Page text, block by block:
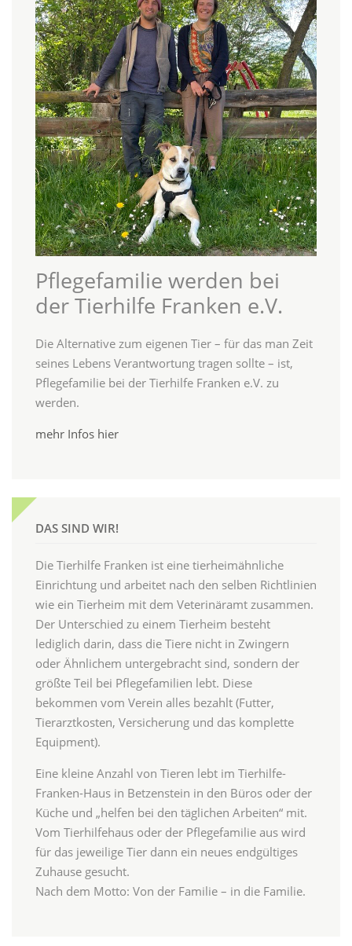
Pflegefamilie werden bei
der Tierhilfe Franken e.V.
Die Alternative zum eigenen Tier – für das man Zeit
seines Lebens Verantwortung tragen sollte – ist,
Pflegefamilie bei der Tierhilfe Franken e.V. zu
werden.
mehr Infos hier
DAS SIND WIR!
Die Tierhilfe Franken ist eine tierheimähnliche
Einrichtung und arbeitet nach den selben Richtlinien
wie ein Tierheim mit dem Veterinäramt zusammen.
Der Unterschied zu einem Tierheim besteht
lediglich darin, dass die Tiere nicht in Zwingern
oder Ähnlichem untergebracht sind, sondern der
größte Teil bei Pflegefamilien lebt. Diese
bekommen vom Verein alles bezahlt (Futter,
Tierarztkosten, Versicherung und das komplette
Equipment).
Eine kleine Anzahl von Tieren lebt im Tierhilfe-
Franken-Haus in Betzenstein in den Büros oder der
Küche und „helfen bei den täglichen Arbeiten“ mit.
Vom Tierhilfehaus oder der Pflegefamilie aus wird
für das jeweilige Tier dann ein neues endgültiges
Zuhause gesucht.
Nach dem Motto: Von der Familie – in die Familie.